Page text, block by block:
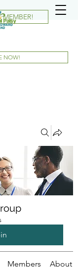
MEMBER!
NOW!
Members About